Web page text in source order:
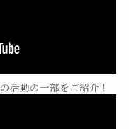
活動の一部をご紹介！